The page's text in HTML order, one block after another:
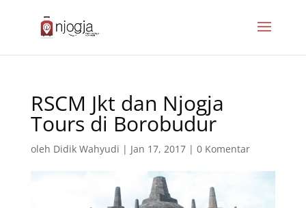
RSCM Jkt dan Njogja
Tours di Borobudur
oleh Didik Wahyudi | Jan 17, 2017| 0 Komentar